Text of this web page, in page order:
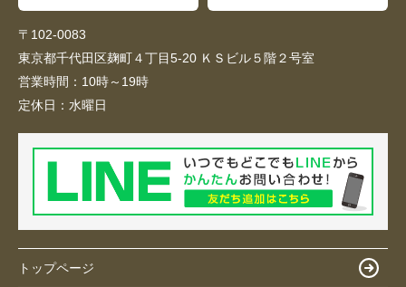
〒102-0083
東京都千代田区麹町４丁目5-20 ＫＳビル５階２号室
営業時間： 10時～19時
定休日： 水曜日
トップページ